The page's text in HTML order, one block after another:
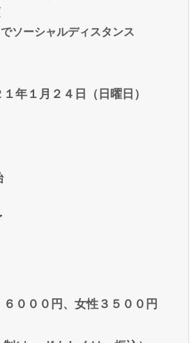
ソーシャルディスタンス
１年１月２４日（日曜日）
６０００円、女性３５００円